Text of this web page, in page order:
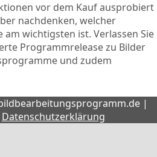
vor dem Kauf ausprobiert
nachdenken, welcher
wichtigsten ist. Verlassen Sie
Programmrelease zu Bilder
und zudem
|
Datenschutzerklärung